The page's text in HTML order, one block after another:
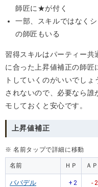
師匠に★が付く
一部、スキルではなく
の師匠もいる
習得スキルはパーティー共
に合った上昇値補正の師匠
トしていくのがいいでし
されないので、必要なら誰
モしておくと安心です。
上昇値補正
※ 名前タップで詳細に移動
名前 ＨＰ ＡＰ
ババデル + 2 -2